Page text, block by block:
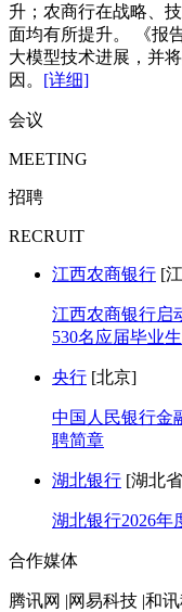
升；农商行在战略、
面均有所提升。 《报
大模型技术进展，并
因。 [详细]
会议
MEETING
招聘
RECRUIT
江西农商银行 [
江西农商银行启
530名应届毕业生
央行 [北京]
中国人民银行金
聘简章
湖北银行 [湖北
湖北银行2026年
合作媒体
腾讯网 |网易科技 |和